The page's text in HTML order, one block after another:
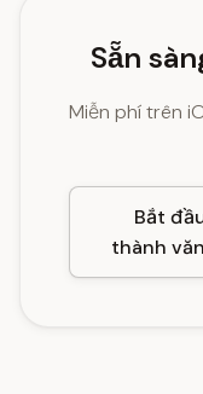
Sẵn
Miễn phí trên
Bắt
thành